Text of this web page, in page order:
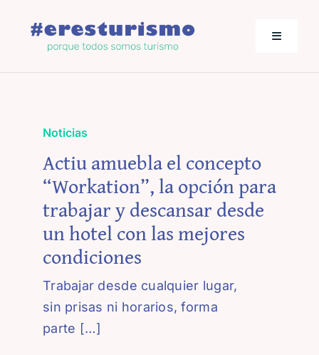
contenido
Toggle
Los empresarios hablan
Jornadas de Turismo
Noticias
Actiu amuebla el concepto
“Workation”, la opción para
trabajar y descansar desde
un hotel con las mejores
condiciones
Trabajar desde cualquier lugar,
sin prisas ni horarios, forma
parte […]